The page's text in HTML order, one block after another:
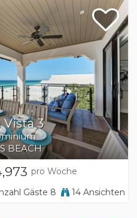
Vista 3
BEACH
pro Woche
Gäste 8 14 Ansichten